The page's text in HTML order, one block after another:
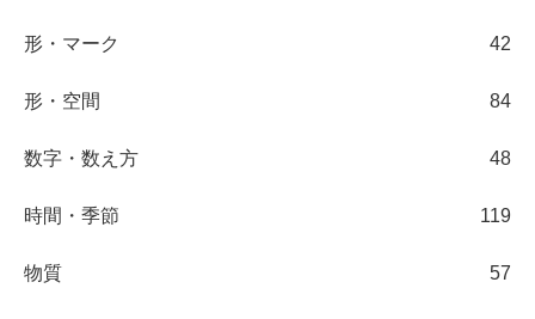
形・マーク 42
形・空間 84
数字・数え方 48
時間・季節 119
物質 57